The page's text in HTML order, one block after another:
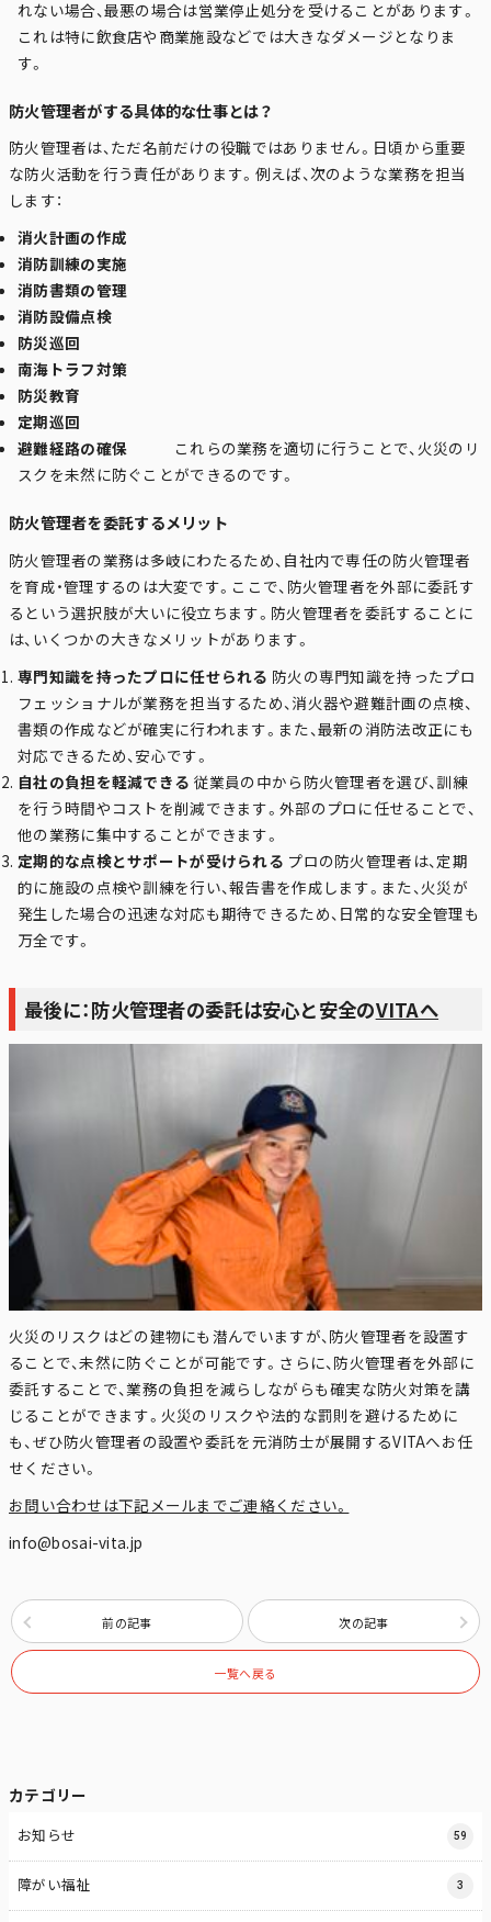
れない場合、最悪の場合は営業停止処分を受けることがあります。
これは特に飲食店や商業施設などでは大きなダメージとなりま
す。
防火管理者がする具体的な仕事とは？
防火管理者は、ただ名前だけの役職ではありません。日頃から重要
な防火活動を行う責任があります。例えば、次のような業務を担当
します：
消火計画の作成
消防訓練の実施
消防書類の管理
消防設備点検
防災巡回
南海トラフ対策
防災教育
定期巡回
避難経路の確保 これらの業務を適切に行うことで、火災のリ
スクを未然に防ぐことができるのです。
防火管理者を委託するメリット
防火管理者の業務は多岐にわたるため、自社内で専任の防火管理者
を育成・管理するのは大変です。ここで、防火管理者を外部に委託す
るという選択肢が大いに役立ちます。防火管理者を委託することに
は、いくつかの大きなメリットがあります。
専門知識を持ったプロに任せられる 防火の専門知識を持ったプロ
フェッショナルが業務を担当するため、消火器や避難計画の点検、
書類の作成などが確実に行われます。また、最新の消防法改正にも
対応できるため、安心です。
自社の負担を軽減できる 従業員の中から防火管理者を選び、訓練
を行う時間やコストを削減できます。外部のプロに任せることで、
他の業務に集中することができます。
定期的な点検とサポートが受けられる プロの防火管理者は、定期
的に施設の点検や訓練を行い、報告書を作成します。また、火災が
発生した場合の迅速な対応も期待できるため、日常的な安全管理も
万全です。
最後に：防火管理者の委託は安心と安全のVITAへ
火災のリスクはどの建物にも潜んでいますが、防火管理者を設置す
ることで、未然に防ぐことが可能です。さらに、防火管理者を外部に
委託することで、業務の負担を減らしながらも確実な防火対策を講
じることができます。火災のリスクや法的な罰則を避けるために
も、ぜひ防火管理者の設置や委託を元消防士が展開するVITAへお任
せください。
お問い合わせは下記メールまでご連絡ください。
info@bosai-vita.jp
前の記事 次の記事
一覧へ戻る
カテゴリー
お知らせ 59
障がい福祉 3